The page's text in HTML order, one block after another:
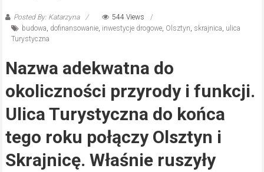
Posted By: Katarzyna
544 Views
budowa, dofinansowanie, inwestycje drogowe, Olsztyn, skrajnica, ulica
Turystyczna
Nazwa adekwatna do
okoliczności przyrody i funkcji.
Ulica Turystyczna do końca
tego roku połączy Olsztyn i
Skrajnicę. Właśnie ruszyły